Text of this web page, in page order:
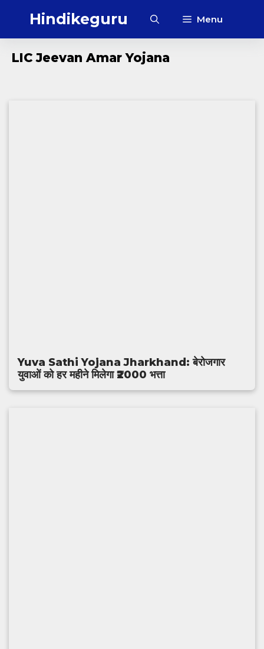
Hindikeguru Menu
LIC Jeevan Amar Yojana
Yuva Sathi Yojana Jharkhand: बेरोजगार
युवाओं को हर महीने मिलेगा ₹2000 भत्ता